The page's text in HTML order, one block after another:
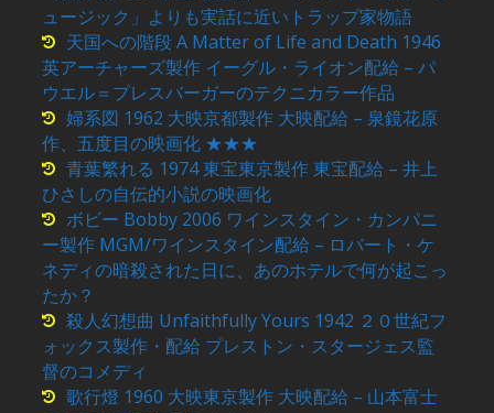
ュージック」よりも実話に近いトラップ家物語
天国への階段 A Matter of Life and Death 1946
英アーチャーズ製作 イーグル・ライオン配給 – パ
ウエル＝プレスバーガーのテクニカラー作品
婦系図 1962 大映京都製作 大映配給 – 泉鏡花原
作、五度目の映画化 ★★★
青葉繁れる 1974 東宝東京製作 東宝配給 – 井上
ひさしの自伝的小説の映画化
ボビー Bobby 2006 ワインスタイン・カンパニ
ー製作 MGM/ワインスタイン配給 – ロバート・ケ
ネディの暗殺された日に、あのホテルで何が起こっ
たか？
殺人幻想曲 Unfaithfully Yours 1942 ２０世紀フ
ォックス製作・配給 プレストン・スタージェス監
督のコメディ
歌行燈 1960 大映東京製作 大映配給 – 山本富士